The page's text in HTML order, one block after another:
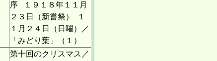
序 １９１８年１１月
２３日（新嘗祭） １
１月２４日（日曜）／
「みどり葉」（１）
第十回のクリスマス／